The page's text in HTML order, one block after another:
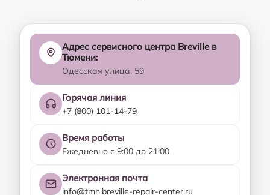
Адрес сервисного центра Breville в
Тюмени:
Одесская улица, 59
Горячая линия
+7 (800) 101-14-79
Время работы
Ежедневно с 9:00 до 21:00
Электронная почта
info@tmn.breville-repair-center.ru